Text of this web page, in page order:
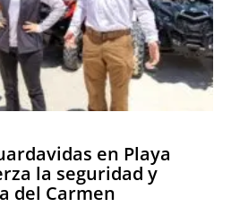
en Playa
la seguridad y
del Carmen